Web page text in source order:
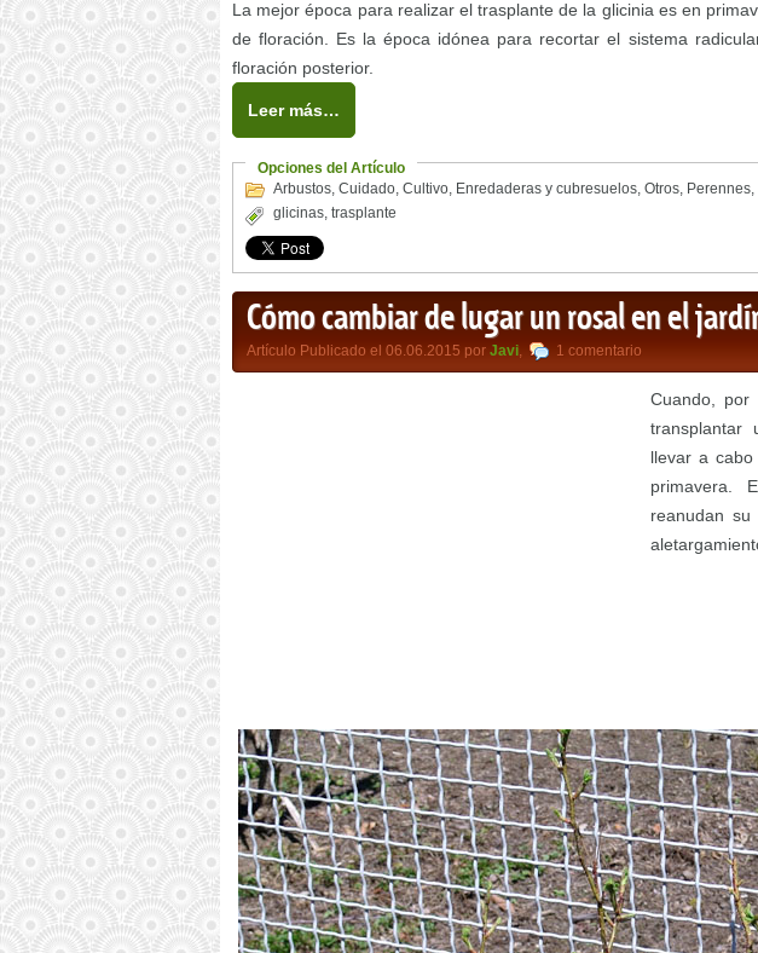
La mejor época para realizar el trasplante de la glicinia es en
de floración. Es la época idónea para recortar el sistema
floración posterior.
Leer más…
Opciones del Artículo
Arbustos, Cuidado, Cultivo, Enredaderas y cubresuelos, Otros, Perennes,
glicinas, trasplante
Cómo cambiar de lugar un rosal en el
Artículo Publicado el 06.06.2015 por Javi, 1 comentario
Cuando,
transplantar
llevar a
primavera.
reanudan